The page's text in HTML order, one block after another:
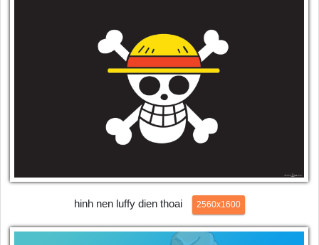
hinh nen luffy dien thoai 2560x1600